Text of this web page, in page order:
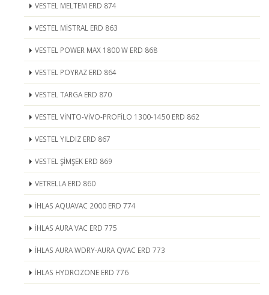
VESTEL MELTEM ERD 874
VESTEL MİSTRAL ERD 863
VESTEL POWER MAX 1800 W ERD 868
VESTEL POYRAZ ERD 864
VESTEL TARGA ERD 870
VESTEL VİNTO-VİVO-PROFİLO 1300-1450 ERD 862
VESTEL YILDIZ ERD 867
VESTEL ŞİMŞEK ERD 869
VETRELLA ERD 860
İHLAS AQUAVAC 2000 ERD 774
İHLAS AURA VAC ERD 775
İHLAS AURA WDRY-AURA QVAC ERD 773
İHLAS HYDROZONE ERD 776